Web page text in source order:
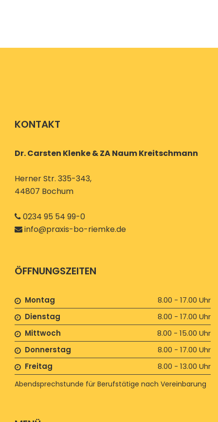
KONTAKT
Dr. Carsten Klenke & ZA Naum Kreitschmann
Herner Str. 335-343,
44807 Bochum
0234 95 54 99-0
info@praxis-bo-riemke.de
ÖFFNUNGSZEITEN
Montag
8.00 - 17.00 Uhr
Dienstag
8.00 - 17.00 Uhr
Mittwoch
8.00 - 15.00 Uhr
Donnerstag
8.00 - 17.00 Uhr
Freitag
8.00 - 13.00 Uhr
Abendsprechstunde für Berufstätige nach Vereinbarung